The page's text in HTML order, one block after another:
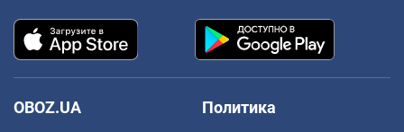
OBOZ.UA
Политика